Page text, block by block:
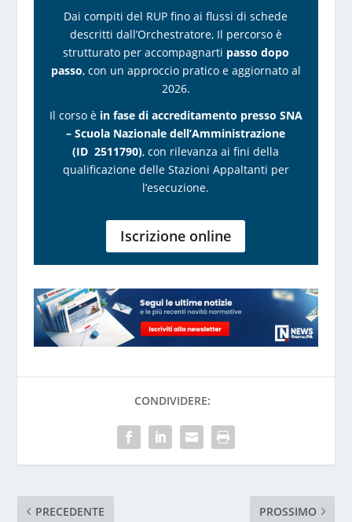
Dai compiti del RUP fino ai flussi di schede
descritti dall’Orchestratore, Il percorso è
strutturato per accompagnarti passo dopo
passo, con un approccio pratico e aggiornato al
2026.
Il corso è in fase di accreditamento presso SNA
– Scuola Nazionale dell’Amministrazione
(ID 2511790), con rilevanza ai fini della
qualificazione delle Stazioni Appaltanti per
l’esecuzione.
Iscrizione online
CONDIVIDERE:
PRECEDENTE PROSSIMO